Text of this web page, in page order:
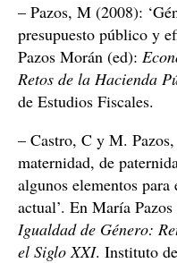
– Pazos, M (2008):
presupuesto público y
Pazos Morán (ed):
Retos de la Hacienda
de Estudios Fiscales.
– Castro, C y M.
maternidad, de
algunos elementos
actual’. En María
Igualdad de Género:
el Siglo XXI. Instituto